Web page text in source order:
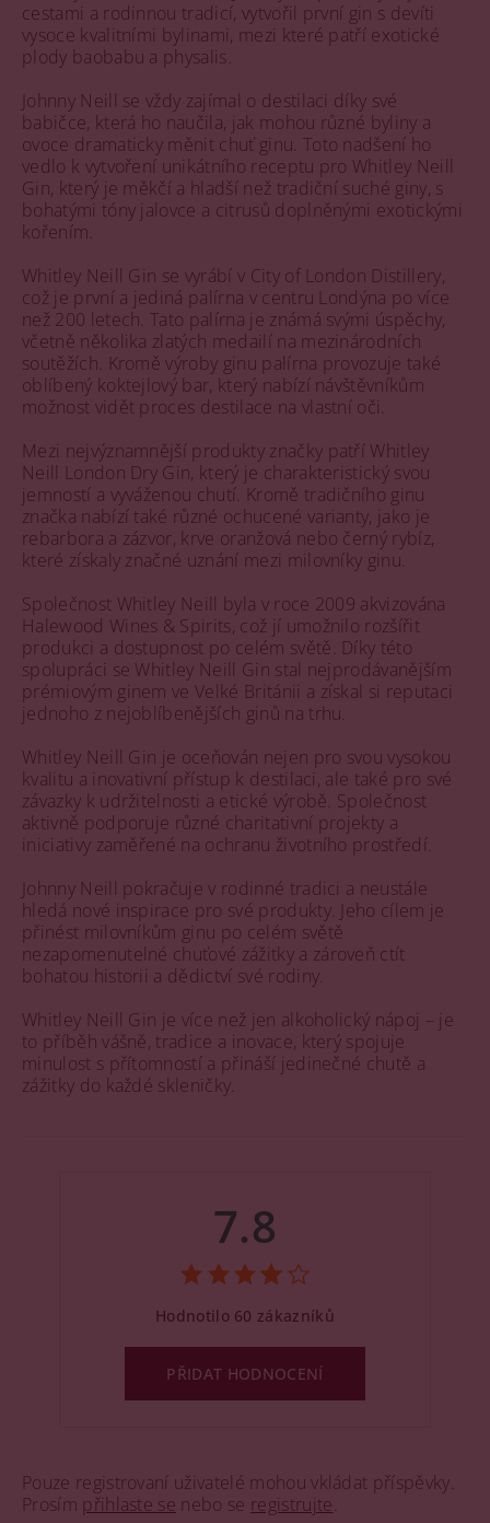
cestami a rodinnou tradicí, vytvořil první gin s devíti
vysoce kvalitními bylinami, mezi které patří exotické
plody baobabu a physalis.
Johnny Neill se vždy zajímal o destilaci díky své
babičce, která ho naučila, jak mohou různé byliny a
ovoce dramaticky měnit chuť ginu. Toto nadšení ho
vedlo k vytvoření unikátního receptu pro Whitley Neill
Gin, který je měkčí a hladší než tradiční suché giny, s
bohatými tóny jalovce a citrusů doplněnými exotickými
kořením.
Whitley Neill Gin se vyrábí v City of London Distillery,
což je první a jediná palírna v centru Londýna po více
než 200 letech. Tato palírna je známá svými úspěchy,
včetně několika zlatých medailí na mezinárodních
soutěžích. Kromě výroby ginu palírna provozuje také
oblíbený koktejlový bar, který nabízí návštěvníkům
možnost vidět proces destilace na vlastní oči.
Mezi nejvýznamnější produkty značky patří Whitley
Neill London Dry Gin, který je charakteristický svou
jemností a vyváženou chutí. Kromě tradičního ginu
značka nabízí také různé ochucené varianty, jako je
rebarbora a zázvor, krve oranžová nebo černý rybíz,
které získaly značné uznání mezi milovníky ginu.
Společnost Whitley Neill byla v roce 2009 akvizována
Halewood Wines & Spirits, což jí umožnilo rozšířit
produkci a dostupnost po celém světě. Díky této
spolupráci se Whitley Neill Gin stal nejprodávanějším
prémiovým ginem ve Velké Británii a získal si reputaci
jednoho z nejoblíbenějších ginů na trhu.
Whitley Neill Gin je oceňován nejen pro svou vysokou
kvalitu a inovativní přístup k destilaci, ale také pro své
závazky k udržitelnosti a etické výrobě. Společnost
aktivně podporuje různé charitativní projekty a
iniciativy zaměřené na ochranu životního prostředí.
Johnny Neill pokračuje v rodinné tradici a neustále
hledá nové inspirace pro své produkty. Jeho cílem je
přinést milovníkům ginu po celém světě
nezapomenutelné chuťové zážitky a zároveň ctít
bohatou historii a dědictví své rodiny.
Whitley Neill Gin je více než jen alkoholický nápoj – je
to příběh vášně, tradice a inovace, který spojuje
minulost s přítomností a přináší jedinečné chutě a
zážitky do každé skleničky.
Pouze registrovaní uživatelé mohou vkládat příspěvky.
Prosím přihlaste se nebo se registrujte
7.8
Hodnotilo 60 zákazníků
PŘIDAT HODNOCENÍ